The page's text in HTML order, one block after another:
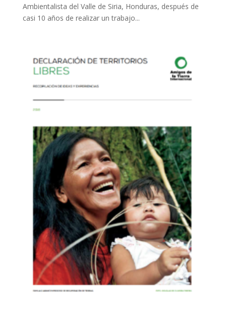
Ambientalista del Valle de Siria, Honduras, después de
casi 10 años de realizar un trabajo...